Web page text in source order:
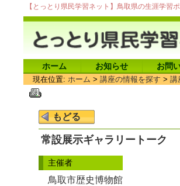
【とっとり県民学習ネット】鳥取県の生涯学習
ホーム お知らせ お問
現在位置: ホーム > 講座の情報を探す > 講
常設展示ギャラリートーク
主催者
鳥取市歴史博物館